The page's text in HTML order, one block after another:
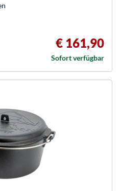
€ 161,90
Sofort verfügbar